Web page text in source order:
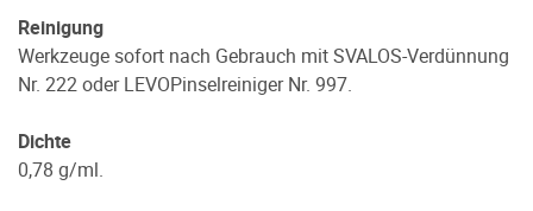
Reinigung
Werkzeuge sofort nach Gebrauch mit SVALOS-Verdünnung
Nr. 222 oder LEVOPinselreiniger Nr. 997.
Dichte
0,78 g/ml.